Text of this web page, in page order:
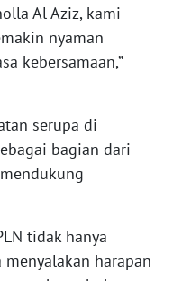
Al Aziz, kami
nyaman
kebersamaan,”
serupa di
bagian dari
tidak hanya
harapan